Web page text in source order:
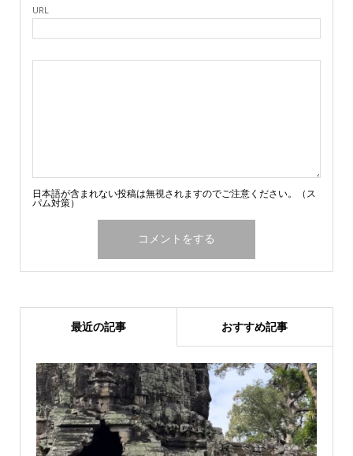
URL
日本語が含まれない投稿は無視されますのでご注意ください。（ス
パム対策）
最近の記事 おすすめ記事